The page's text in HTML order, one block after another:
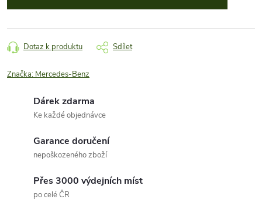
Dotaz k produktu Sdílet
Značka: Mercedes-Benz
Dárek zdarma
Ke každé objednávce
Garance doručení
nepoškozeného zboží
Přes 3000 výdejních míst
po celé ČR